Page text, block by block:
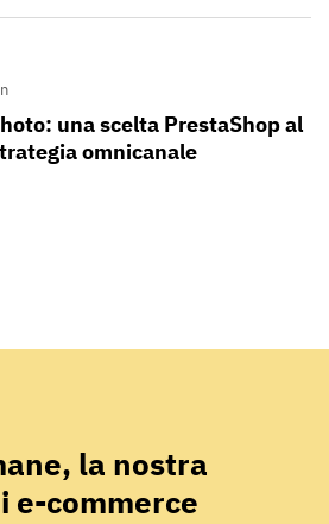
una scelta PrestaShop al
omnicanale
la nostra
e-commerce